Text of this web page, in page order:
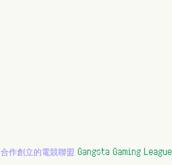
合作創立的電競聯盟 Gangsta Gaming League